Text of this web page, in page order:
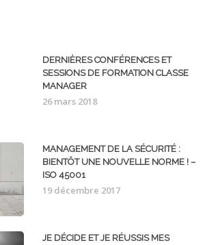
DERNIÈRES CONFÉRENCES ET
SESSIONS DE FORMATION CLASSE
MANAGER
26 mars 2018
MANAGEMENT DE LA SÉCURITÉ :
BIENTÔT UNE NOUVELLE NORME ! –
ISO 45001
19 décembre 2017
JE DÉCIDE ET JE RÉUSSIS MES